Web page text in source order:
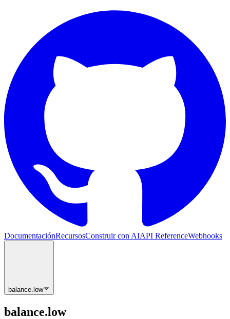
DocumentaciónRecursosConstruir con AIAPI ReferenceWebhooks
balance.low
balance.low